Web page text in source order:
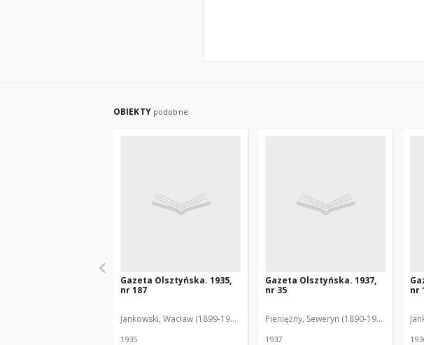
OBIEKTY podobne
Gazeta Olsztyńska. 1935,
nr 187
Jankowski, Wacław (1899-1975). Red.
1935
Gazeta Olsztyńska. 1937,
nr 35
Pieniężny, Seweryn (1890-1940). Red.
1937
nr